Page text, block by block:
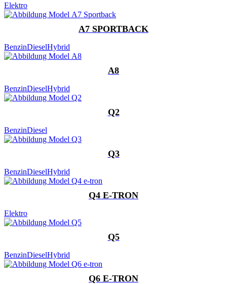
Elektro
A7 SPORTBACK
BenzinDieselHybrid
A8
BenzinDieselHybrid
Q2
BenzinDiesel
Q3
BenzinDieselHybrid
Q4 E-TRON
Elektro
Q5
BenzinDieselHybrid
Q6 E-TRON